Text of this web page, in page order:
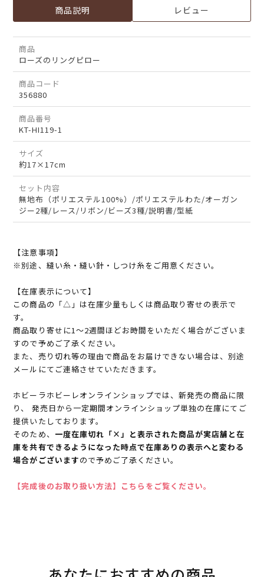
商品説明 レビュー
商品
ローズのリングピロー
商品コード
356880
商品番号
KT-HI119-1
サイズ
約17×17cm
セット内容
無地布（ポリエステル100%）/ポリエステルわた/オーガン
ジー2種/レース/リボン/ビーズ3種/説明書/型紙
【注意事項】
※別途、縫い糸・縫い針・しつけ糸をご用意ください。
【在庫表示について】
この商品の「△」は在庫少量もしくは商品取り寄せの表示で
す。
商品取り寄せに1～2週間ほどお時間をいただく場合がございま
すので予めご了承ください。
また、売り切れ等の理由で商品をお届けできない場合は、別途
メールにてご連絡させていただきます。
ホビーラホビーレオンラインショップでは、新発売の商品に限
り、 発売日から一定期間オンラインショップ単独の在庫にてご
提供いたしております。
そのため、 一度在庫切れ「×」と表示された商品が実店舗と在
庫を共有できるようになった時点で在庫ありの表示へと変わる
場合がございますので予めご了承ください。
【完成後のお取り扱い方法】こちらをご覧ください。